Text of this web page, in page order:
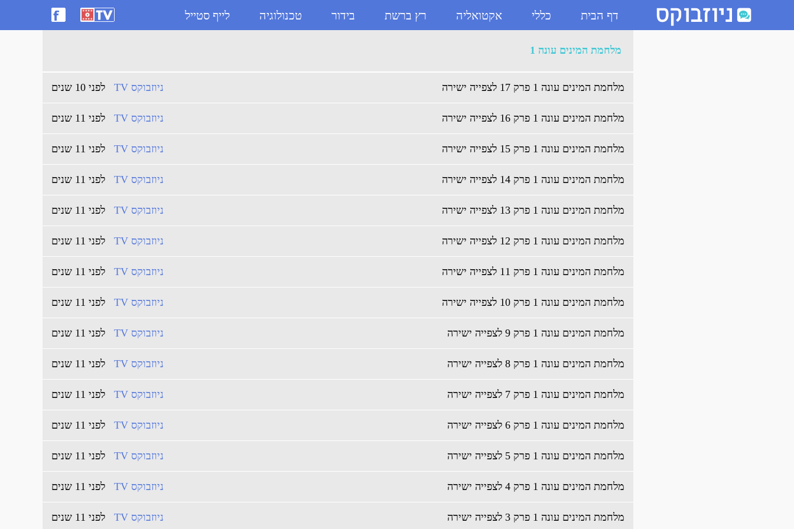
דף הבית כללי אקטואליה רץ ברשת בידור טכנולוגיה לייף סטייל ארכיון מלחמת המינים עונה 1 - ניוזבוקס
מלחמת המינים עונה 1
מלחמת המינים עונה 1 פרק 17 לצפייה ישירה לפני 10 שנים ניוזבוקס TV
מלחמת המינים עונה 1 פרק 16 לצפייה ישירה לפני 11 שנים ניוזבוקס TV
מלחמת המינים עונה 1 פרק 15 לצפייה ישירה לפני 11 שנים ניוזבוקס TV
מלחמת המינים עונה 1 פרק 14 לצפייה ישירה לפני 11 שנים ניוזבוקס TV
מלחמת המינים עונה 1 פרק 13 לצפייה ישירה לפני 11 שנים ניוזבוקס TV
מלחמת המינים עונה 1 פרק 12 לצפייה ישירה לפני 11 שנים ניוזבוקס TV
מלחמת המינים עונה 1 פרק 11 לצפייה ישירה לפני 11 שנים ניוזבוקס TV
מלחמת המינים עונה 1 פרק 10 לצפייה ישירה לפני 11 שנים ניוזבוקס TV
מלחמת המינים עונה 1 פרק 9 לצפייה ישירה לפני 11 שנים ניוזבוקס TV
מלחמת המינים עונה 1 פרק 8 לצפייה ישירה לפני 11 שנים ניוזבוקס TV
מלחמת המינים עונה 1 פרק 7 לצפייה ישירה לפני 11 שנים ניוזבוקס TV
מלחמת המינים עונה 1 פרק 6 לצפייה ישירה לפני 11 שנים ניוזבוקס TV
מלחמת המינים עונה 1 פרק 5 לצפייה ישירה לפני 11 שנים ניוזבוקס TV
מלחמת המינים עונה 1 פרק 4 לצפייה ישירה לפני 11 שנים ניוזבוקס TV
מלחמת המינים עונה 1 פרק 3 לצפייה ישירה לפני 11 שנים ניוזבוקס TV